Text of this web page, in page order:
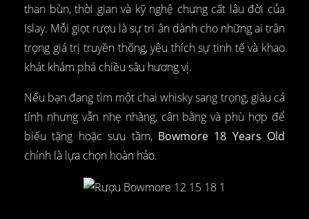
than bùn, thời gian và kỹ nghệ chưng cất lâu đời của
Islay. Mỗi giọt rượu là sự tri ân dành cho những ai trân
trọng giá trị truyền thống, yêu thích sự tinh tế và khao
khát khám phá chiều sâu hương vị.
Nếu bạn đang tìm một chai whisky sang trọng, giàu cá
tính nhưng vẫn nhẹ nhàng, cân bằng và phù hợp để
biếu tặng hoặc sưu tầm, Bowmore 18 Years Old
chính là lựa chọn hoàn hảo.